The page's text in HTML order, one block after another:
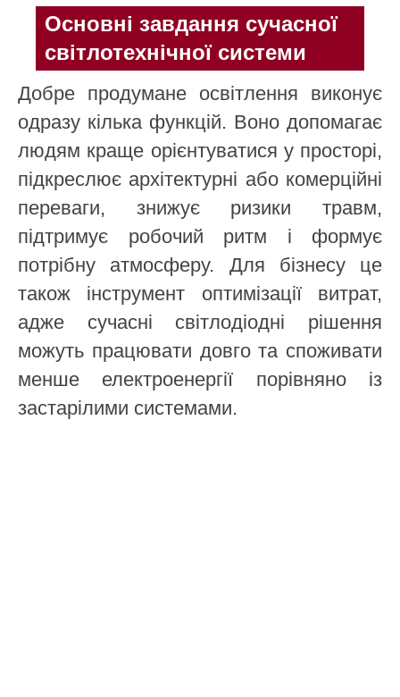
Основні завдання сучасної
світлотехнічної системи
Добре продумане освітлення виконує
одразу кілька функцій. Воно допомагає
людям краще орієнтуватися у просторі,
підкреслює архітектурні або комерційні
переваги, знижує ризики травм,
підтримує робочий ритм і формує
потрібну атмосферу. Для бізнесу це
також інструмент оптимізації витрат,
адже сучасні світлодіодні рішення
можуть працювати довго та споживати
менше електроенергії порівняно із
застарілими системами.